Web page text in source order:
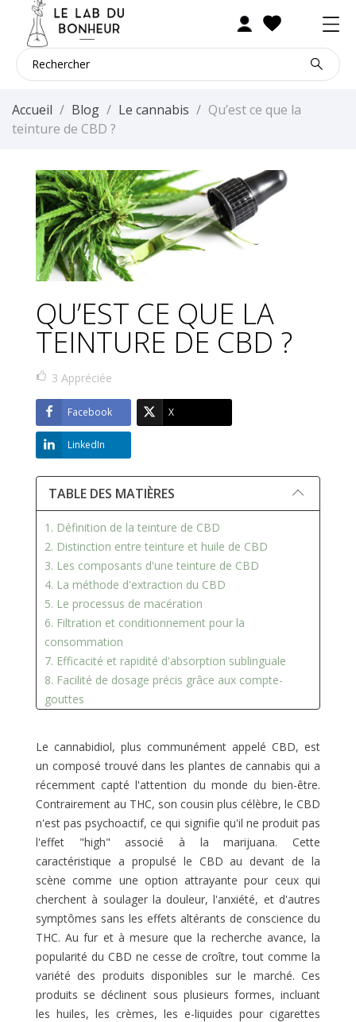
Accueil Blog Le cannabis
Qu’est ce que la
teinture de CBD ?
QU’EST CE QUE LA
TEINTURE DE CBD ?
3 Appréciée
Facebook X
LinkedIn
TABLE DES MATIÈRES
1. Définition de la teinture de CBD
2. Distinction entre teinture et huile de CBD
3. Les composants d'une teinture de CBD
4. La méthode d'extraction du CBD
5. Le processus de macération
6. Filtration et conditionnement pour la
consommation
7. Efficacité et rapidité d'absorption sublinguale
8. Facilité de dosage précis grâce aux compte-
gouttes
11. Amélioration du sommeil
12. Réduction de la douleur
13. Instructions pour l'administration sublinguale
14. Autres modes d'utilisation ?
15. Des conseils pour choisir le dosage approprié
Le cannabidiol, plus communément appelé CBD, est
un composé trouvé dans les plantes de cannabis qui a
récemment capté l'attention du monde du bien-être.
Contrairement au THC, son cousin plus célèbre, le CBD
n'est pas psychoactif, ce qui signifie qu'il ne produit pas
l'effet "high" associé à la marijuana. Cette
caractéristique a propulsé le CBD au devant de la
scène comme une option attrayante pour ceux qui
cherchent à soulager la douleur, l'anxiété, et d'autres
symptômes sans les effets altérants de conscience du
THC. Au fur et à mesure que la recherche avance, la
popularité du CBD ne cesse de croître, tout comme la
variété des produits disponibles sur le marché. Ces
produits se déclinent sous plusieurs formes, incluant
les huiles, les crèmes, les e-liquides pour cigarettes